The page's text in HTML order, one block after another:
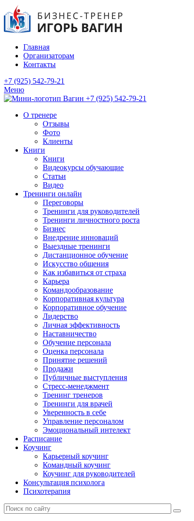
Главная
Организаторам
Контакты
+7 (925) 542-79-21
Меню
+7 (925) 542-79-21
О тренере
Отзывы
Фото
Клиенты
Книги
Книги
Видеокурсы обучающие
Статьи
Видео
Тренинги онлайн
Переговоры
Тренинги для руководителей
Тренинги личностного роста
Бизнес
Внедрение инноваций
Выездные тренинги
Дистанционное обучение
Искусство общения
Как избавиться от страха
Карьера
Командообразование
Корпоративная культура
Корпоративное обучение
Лидерство
Личная эффективность
Наставничество
Обучение персонала
Оценка персонала
Принятие решений
Продажи
Публичные выступления
Стресс-менеджмент
Тренинг тренеров
Тренинги для врачей
Уверенность в себе
Управление персоналом
Эмоциональный интелект
Расписание
Коучинг
Карьерный коучинг
Командный коучинг
Коучинг для руководителей
Консультация психолога
Психотерапия